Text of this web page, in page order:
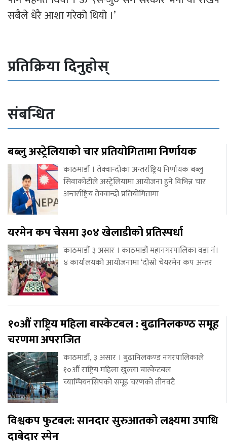
सबैले धेरै आशा गरेको थियो ।’
प्रतिक्रिया दिनुहोस्
संबन्धित
बब्लु अस्ट्रेलियाको चार प्रतियोगितामा निर्णायक
काठमाडौं । तेक्वान्दोका अन्तर्राष्ट्रिय निर्णायक बब्लु
सिवाकोटीले अस्ट्रेलियामा आयोजना हुने विभिन्न चार
अन्तर्राष्ट्रिय तेक्वान्दो प्रतियोगितामा
यरमेन कप चेसमा ३०४ खेलाडीको प्रतिस्पर्धा
काठमाडौं ३ असार । काठमाडौं महानगरपालिका वडा नं।
४ कार्यालयको आयोजनामा ‘दोस्रो चेयरमेन कप अन्तर
१०औं राष्ट्रिय महिला बास्केटबल : बुढानिलकण्ठ समूह
चरणमा अपराजित
काठमाडौं, ३ असार । बुढानिलकण्ड नगरपालिकाले
१०औं राष्ट्रिय महिला खुल्ला बास्केटबल
च्याम्पियनसिपको समूह चरणको तीनवटै
विश्वकप फुटबल: सानदार सुरुआतको लक्ष्यमा उपाधि
दाबेदार स्पेन